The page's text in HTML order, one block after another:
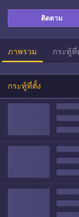
ติดตาม
ภาพรวม กระทู้ที่
กระทู้ที่ตั้ง